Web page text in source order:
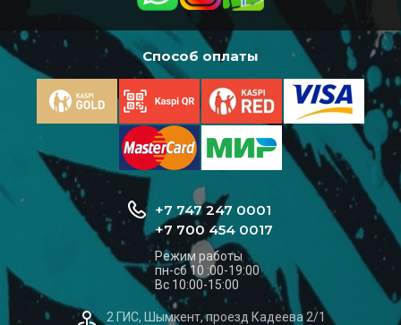
Способ оплаты
+7 747 247 0001
+7 700 454 0017
Режим работы
пн-сб 10 :00-19:00
Вс 10:00-15:00
2 ГИС, Шымкент, проезд Кадеева 2/1